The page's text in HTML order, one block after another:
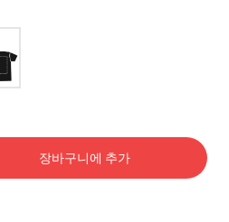
장바구니에 추가